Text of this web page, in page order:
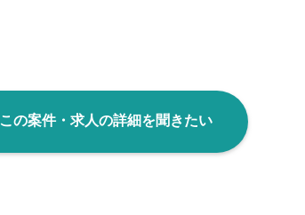
この案件・求人の詳細を聞きたい